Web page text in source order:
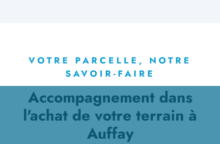
VOTRE PARCELLE, NOTRE
SAVOIR-FAIRE
Accompagnement dans
l'achat de votre terrain à
Auffay